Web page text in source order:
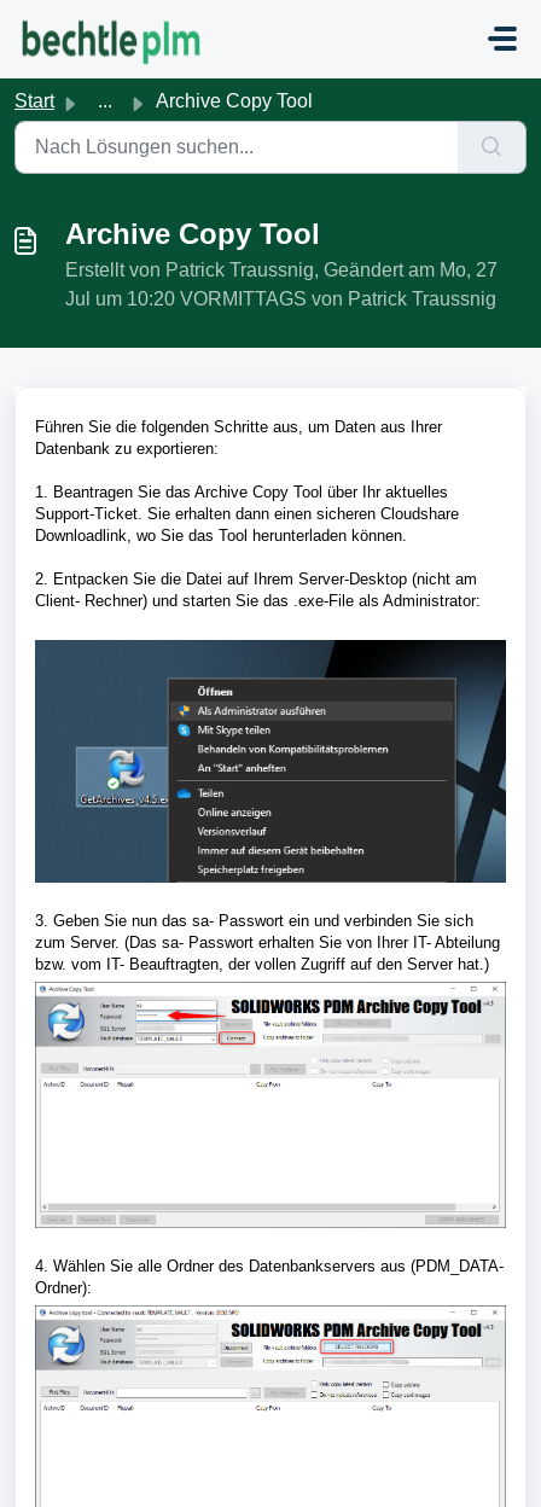
Start ... Archive Copy Tool
Archive Copy Tool
Erstellt von Patrick Traussnig, Geändert am Mo, 27
Jul um 10:20 VORMITTAGS von Patrick Traussnig
Führen Sie die folgenden Schritte aus, um Daten aus Ihrer
Datenbank zu exportieren:
1. Beantragen Sie das Archive Copy Tool über Ihr aktuelles
Support-Ticket. Sie erhalten dann einen sicheren Cloudshare
Downloadlink, wo Sie das Tool herunterladen können.
2. Entpacken Sie die Datei auf Ihrem Server-Desktop (nicht am
Client- Rechner) und starten Sie das .exe-File als Administrator:
3. Geben Sie nun das sa- Passwort ein und verbinden Sie sich
zum Server. (Das sa- Passwort erhalten Sie von Ihrer IT- Abteilung
bzw. vom IT- Beauftragten, der vollen Zugriff auf den Server hat.)
4. Wählen Sie alle Ordner des Datenbankservers aus (PDM_DATA-
Ordner):